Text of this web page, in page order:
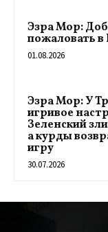
Эзра Мор:
пожаловать
01.08.2026
Эзра Мор: У
игривое
Зеленский
а курды
игру
30.07.2026